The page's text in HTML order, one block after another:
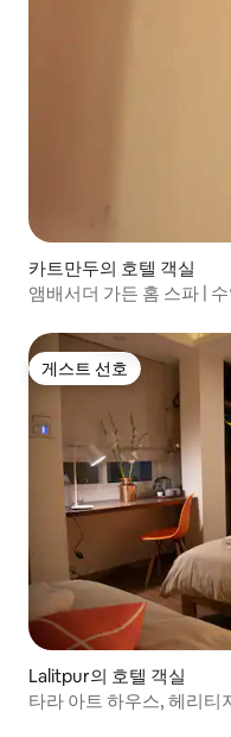
카트만두의 호텔 객실
앰배서더 가든 홈 스파 |
게스트 선호
게스트 선호
Lalitpur의 호텔 객실
타라 아트 하우스, 헤리티